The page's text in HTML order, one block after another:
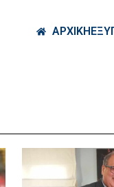
ΑΡΧΙΚΗ